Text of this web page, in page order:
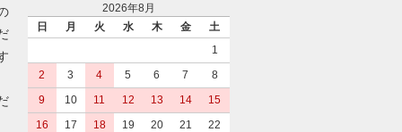
2026年8月
日
月 火 水 木 金
土
1
2
3 4 5 6 7
8
9
10 11 12 13 14
15
16
17 18 19 20 21
22